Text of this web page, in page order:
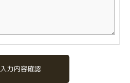
入力内容確認